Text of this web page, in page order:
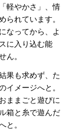
軽やかさ」、情
れています。
なってから、よ
に入り込む能
。
果も求めず、た
メージへと。
ままごと遊びに
箱と糸で遊んだ
。